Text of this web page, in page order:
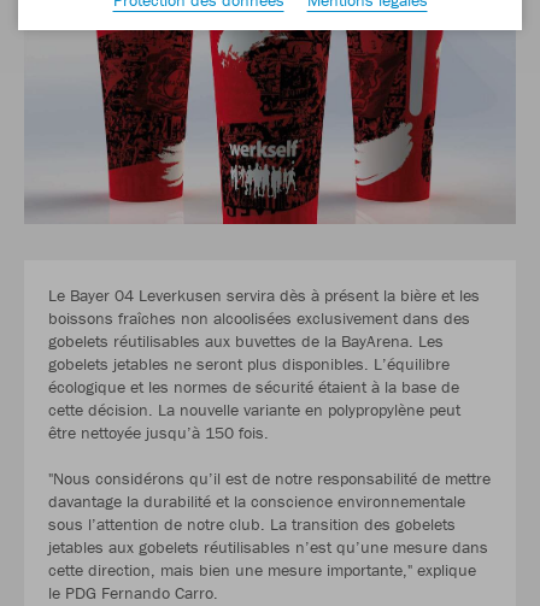
Le Bayer 04 Leverkusen servira dès à présent la bière et les
boissons fraîches non alcoolisées exclusivement dans des
gobelets réutilisables aux buvettes de la BayArena. Les
gobelets jetables ne seront plus disponibles. L’équilibre
écologique et les normes de sécurité étaient à la base de
cette décision. La nouvelle variante en polypropylène peut
être nettoyée jusqu’à 150 fois.
"Nous considérons qu’il est de notre responsabilité de mettre
davantage la durabilité et la conscience environnementale
sous l’attention de notre club. La transition des gobelets
jetables aux gobelets réutilisables n’est qu’une mesure dans
cette direction, mais bien une mesure importante," explique
le PDG Fernando Carro.